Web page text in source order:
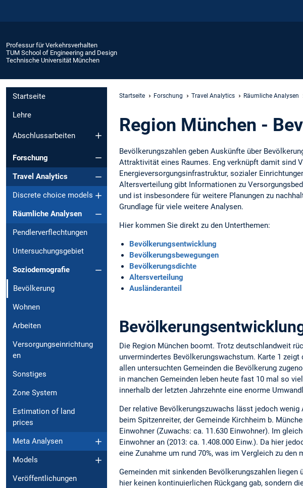
Professur für Verkehrsverhalten
TUM School of Engineering and Design
Technische Universität München
Startseite
Lehre
Abschlussarbeiten
Forschung
Travel Analytics
Discrete choice models
Räumliche Analysen
Pendlerverflechtungen
Untersuchungsgebiet
Soziodemografie
Bevölkerung
Wohnen
Arbeiten
Versorgungseinrichtung
en
Sonstiges
Zone System
Estimation of land
prices
Meta Analysen
Models
Veröffentlichungen
Startseite Forschung Travel Analytics Räumliche Analysen
Region München -
Bevölkerungszahlen geben Auskünfte über
Attraktivität eines Raumes. Eng verknüpft damit sind
Energieversorgungsinfrastruktur, sozialer
Altersverteilung gibt Informationen zu
und ist insbesondere für weitere Planungen zu
Grundlage für viele weitere Analysen.
Hier kommen Sie direkt zu den Unterthemen:
Bevölkerungsentwicklung
Bevölkerungsbewegungen
Bevölkerungsdichte
Altersverteilung
Ausländeranteil
Die Region München boomt. Trotz deutschlandweit
unvermindertes Bevölkerungswachstum. Karte 1
allen untersuchten Gemeinden die Bevölkerung
in manchen Gemeinden leben heute fast 10 mal so
innerhalb der letzten Jahrzehnte eine enorme
Der relative Bevölkerungszuwachs lässt jedoch
beim Spitzenreiter, der Gemeinde Kirchheim b.
Einwohner (Zuwachs: ca. 11.630 Einwohner). Im
Einwohner an (2013: ca. 1.408.000 Einw.). Da hier
eine Zunahme um rund 70%, was im Vergleich zu
Gemeinden mit sinkenden Bevölkerungszahlen
hier keinen kontinuierlichen Rückgang gab, sondern